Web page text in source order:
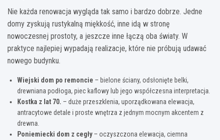
Nie każda renowacja wygląda tak samo i bardzo dobrze. Jedne
domy zyskują rustykalną miękkość, inne idą w stronę
nowoczesnej prostoty, a jeszcze inne łączą oba światy. W
praktyce najlepiej wypadają realizacje, które nie próbują udawać
nowego budynku.
Wiejski dom po remoncie – bielone ściany, odsłonięte belki,
drewniana podłoga, piec kaflowy lub jego współczesna interpretacja.
Kostka z lat 70. – duże przeszklenia, uporządkowana elewacja,
antracytowe detale i proste wnętrza z jednym mocnym akcentem z
drewna.
Poniemiecki dom z cegły– oczyszczona elewacja, ciemna